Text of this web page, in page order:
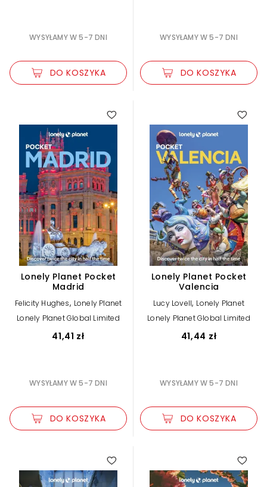
WYSYŁAMY W 5-7 DNI
DO KOSZYKA
WYSYŁAMY W 5-7 DNI
DO KOSZYKA
Lonely Planet Pocket
Madrid
Felicity Hughes, Lonely Planet
Lonely Planet Global Limited
41,41 zł
WYSYŁAMY W 5-7 DNI
DO KOSZYKA
Lonely Planet Pocket
Valencia
Lucy Lovell, Lonely Planet
Lonely Planet Global Limited
41,44 zł
WYSYŁAMY W 5-7 DNI
DO KOSZYKA